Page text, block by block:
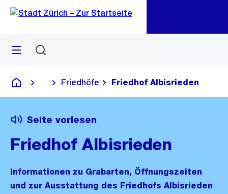
Navigation
Sprunglink
Menü
Deutsch
Blende alle Breadcrumbs ein
Friedhöfe Friedhof Albisrieden
Seite vorlesen
Friedhof Albisrieden
Informationen zu Grabarten, Öffnungszeiten
und zur Ausstattung des Friedhofs Albisrieden